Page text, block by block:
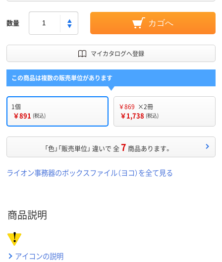
数量 カゴへ
マイカタログへ登録
この商品は複数の販売単位があります
1個
￥891 (税込)
￥869 ×2冊
￥1,738 (税込)
「色」「販売単位」 違いで 全7 商品あります。
ライオン事務器のボックスファイル（ヨコ）を全て見る
商品説明
アイコンの説明